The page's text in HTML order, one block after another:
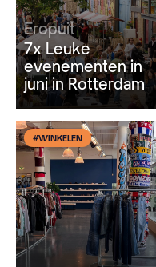
Eropuit
7x Leuke
evenementen in
juni in Rotterdam
#WINKELEN